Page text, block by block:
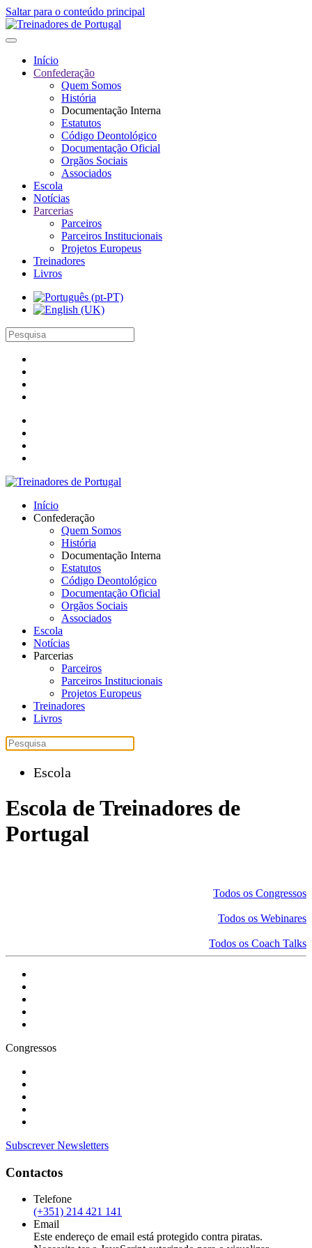
Saltar para o conteúdo principal
Início
Confederação
Quem Somos
História
Documentação Interna
Estatutos
Código Deontológico
Documentação Oficial
Orgãos Sociais
Associados
Escola
Notícias
Parcerias
Parceiros
Parceiros Institucionais
Projetos Europeus
Treinadores
Livros
Início
Confederação
Quem Somos
História
Documentação Interna
Estatutos
Código Deontológico
Documentação Oficial
Orgãos Sociais
Associados
Escola
Notícias
Parcerias
Parceiros
Parceiros Institucionais
Projetos Europeus
Treinadores
Livros
Escola
Escola de Treinadores de
Portugal
Todos os Congressos
Todos os Webinares
Todos os Coach Talks
Congressos
Subscrever Newsletters
Contactos
Telefone
(+351) 214 421 141
Email
Este endereço de email está protegido contra piratas.